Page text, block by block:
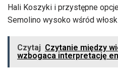
Hali Koszyki i przystępne
Semolino wysoko wśród
Czytaj Czytanie między
wzbogaca interpretację